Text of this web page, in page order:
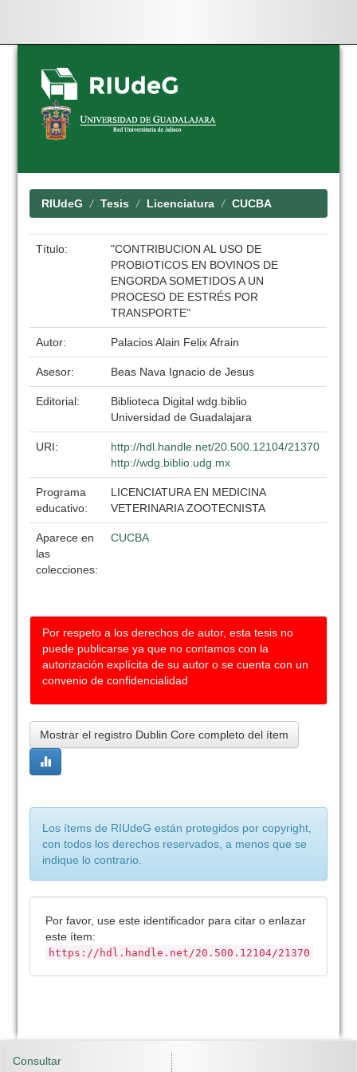
Skip
navigation
RIUdeG Tesis Licenciatura CUCBA
Título:
"CONTRIBUCION AL USO DE
PROBIOTICOS EN BOVINOS DE
ENGORDA SOMETIDOS A UN
PROCESO DE ESTRÉS POR
TRANSPORTE"
Autor: Palacios Alain Felix Afrain
Asesor: Beas Nava Ignacio de Jesus
Editorial:
Biblioteca Digital wdg.biblio
Universidad de Guadalajara
URI:
http://hdl.handle.net/20.500.12104/21370
http://wdg.biblio.udg.mx
Programa
educativo:
LICENCIATURA EN MEDICINA
VETERINARIA ZOOTECNISTA
Aparece en
las
colecciones:
CUCBA
Por respeto a los derechos de autor, esta tesis no
puede publicarse ya que no contamos con la
autorización explícita de su autor o se cuenta con un
convenio de confidencialidad
Mostrar el registro Dublin Core completo del ítem
Los ítems de RIUdeG están protegidos por copyright,
con todos los derechos reservados, a menos que se
indique lo contrario.
Por favor, use este identificador para citar o enlazar
este ítem:
https://hdl.handle.net/20.500.12104/21370
Consultar